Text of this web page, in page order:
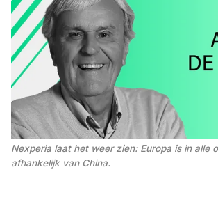
Nexperia laat het weer zien: Europa is in alle
afhankelijk van China.